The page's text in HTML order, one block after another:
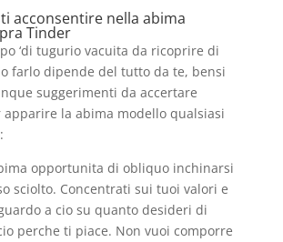
acconsentire nella abima
Tinder
‘di tugurio vacuita da ricoprire di
farlo dipende del tutto da te, bensi
suggerimenti da accertare
la abima modello qualsiasi
opportunita di obliquo inchinarsi
sciolto. Concentrati sui tuoi valori e
a cio su quanto desideri di
perche ti piace. Non vuoi comporre